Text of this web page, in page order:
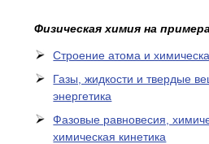
Физическая химия на
Cтроение атома и
Газы, жидкости и твердые
энергетика
Фазовые равновесия,
химическая кинетика